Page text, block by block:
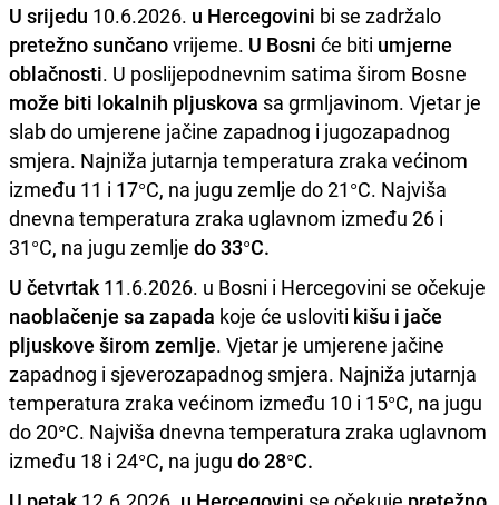
U srijedu 10.6.2026. u Hercegovini bi se zadržalo
pretežno sunčanovrijeme. U Bosni će biti umjerne
oblačnosti. U poslijepodnevnim satima širom Bosne
može biti lokalnih pljuskova sa grmljavinom. Vjetar je
slab do umjerene jačine zapadnog i jugozapadnog
smjera. Najniža jutarnja temperatura zraka većinom
između 11 i 17°C, na jugu zemlje do 21°C. Najviša
dnevna temperatura zraka uglavnom između 26 i
31°C, na jugu zemlje do 33°C.
U četvrtak 11.6.2026. u Bosni i Hercegovini se očekuje
naoblačenje sa zapada koje će usloviti kišu i jače
pljuskove širom zemlje. Vjetar je umjerene jačine
zapadnog i sjeverozapadnog smjera. Najniža jutarnja
temperatura zraka većinom između 10 i 15°C, na jugu
do 20°C. Najviša dnevna temperatura zraka uglavnom
između 18 i 24°C, na jugu do 28°C.